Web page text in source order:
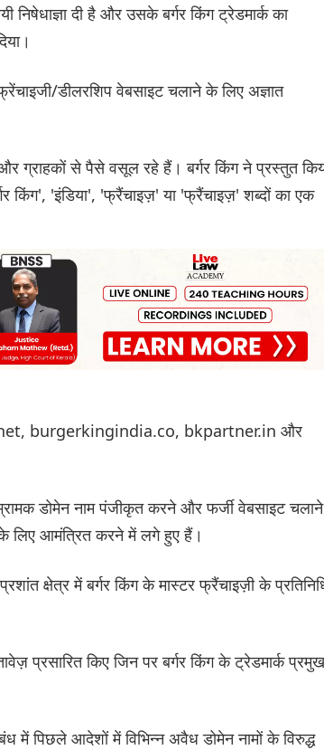
निषेधाज्ञा दी है और उसके बर्गर किंग ट्रेडमार्क का
डीलरशिप वेबसाइट चलाने के लिए अज्ञात
ग्राहकों से पैसे वसूल रहे हैं। बर्गर किंग ने प्रस्तुत
किंग', 'इंडिया', 'फ्रैंचाइज़' या 'फ्रैंचाइज़' शब्दों का एक
burgerkingindia.co, bkpartner.in और
डोमेन नाम पंजीकृत करने और फर्जी वेबसाइट चलाने
लिए आमंत्रित करने में लगे हुए हैं।
क्षेत्र में बर्गर किंग के मास्टर फ्रैंचाइज़ी के
प्रसारित किए जिन पर बर्गर किंग के ट्रेडमार्क
पिछले आदेशों में विभिन्न अवैध डोमेन नामों के विरुद्ध